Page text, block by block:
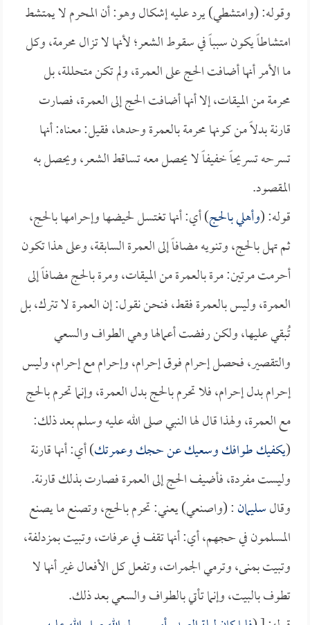
وقوله: (وامتشطي) يرد عليه إشكال وهو: أن المحرم لا يمتشط
امتشاطاً يكون سبباً في سقوط الشعر؛ لأنها لا تزال محرمة، وكل
ما الأمر أنها أضافت الحج على العمرة، ولم تكن متحللة، بل
محرمة من الميقات، إلا أنها أضافت الحج إلى العمرة، فصارت
قارنة بدلاً من كونها محرمة بالعمرة وحدها، فقيل: معناه: أنها
تسرحه تسريحاً خفيفاً لا يحصل معه تساقط الشعر، ويحصل به
المقصود.
قوله: (وأهلي بالحج) أي: أنها تغتسل لحيضها وإحرامها بالحج،
ثم تهل بالحج، وتنويه مضافاً إلى العمرة السابقة، وعلى هذا تكون
أحرمت مرتين: مرة بالعمرة من الميقات، ومرة بالحج مضافاً إلى
العمرة، وليس بالعمرة فقط، فنحن نقول: إن العمرة لا تترك، بل
تُبقي عليها، ولكن رفضت أعمالها وهي الطواف والسعي
والتقصير، فحصل إحرام فوق إحرام، وإحرام مع إحرام، وليس
إحرام بدل إحرام، فلا تحرم بالحج بدل العمرة، وإنما تحرم بالحج
مع العمرة، ولهذا قال لها النبي صلى الله عليه وسلم بعد ذلك:
(يكفيك طوافك وسعيك عن حجك وعمرتك) أي: أنها قارنة
وليست مفردة، فأضيف الحج إلى العمرة فصارت بذلك قارنة.
وقالسليمان: (واصنعي) يعني: تحرم بالحج، وتصنع ما يصنع
المسلمون في حجهم، أي: أنها تقف في عرفات، وتبيت بمزدلفة،
وتبيت بمنى، وترمي الجمرات، وتفعل كل الأفعال غير أنها لا
تطوف بالبيت، وإنما تأتي بالطواف والسعي بعد ذلك.